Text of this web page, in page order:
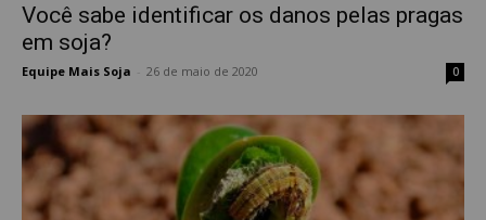
Você sabe identificar os danos pelas pragas
em soja?
Equipe Mais Soja 26 de maio de 2020 0